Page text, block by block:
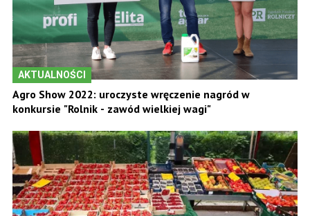
AKTUALNOŚCI
Agro Show 2022: uroczyste wręczenie nagród w
konkursie "Rolnik - zawód wielkiej wagi"